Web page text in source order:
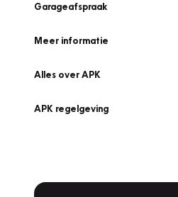
Garageafspraak
Meer informatie
Alles over APK
APK regelgeving